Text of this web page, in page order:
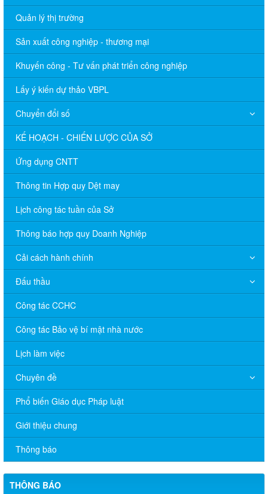
Quản lý thị trường
Sản xuất công nghiệp - thương mại
Khuyến công - Tư vấn phát triển công nghiệp
Lấy ý kiến dự thảo VBPL
Chuyển đổi số
KẾ HOẠCH - CHIẾN LƯỢC CỦA SỞ
Ứng dụng CNTT
Thông tin Hợp quy Dệt may
Lịch công tác tuần của Sở
Thông báo hợp quy Doanh Nghiệp
Cải cách hành chính
Đấu thầu
Công tác CCHC
Công tác Bảo vệ bí mật nhà nước
Lịch làm việc
Chuyên đề
Phổ biến Giáo dục Pháp luật
Giới thiệu chung
Thông báo
THÔNG BÁO
và hoạt động mua bán khí trên địa bàn tỉnh năm 2025 (nhắc lần
2).
Thông báo bán thanh lý tài sản công theo hình thức chỉ định
Thông báo lựa chọn nhà thầu thực hiện gói thầu: “tổ chức tập